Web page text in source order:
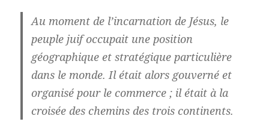
Au moment de l’incarnation de Jésus, le
peuple juif occupait une position
géographique et stratégique particulière
dans le monde. Il était alors gouverné et
organisé pour le commerce ; il était à la
croisée des chemins des trois continents.